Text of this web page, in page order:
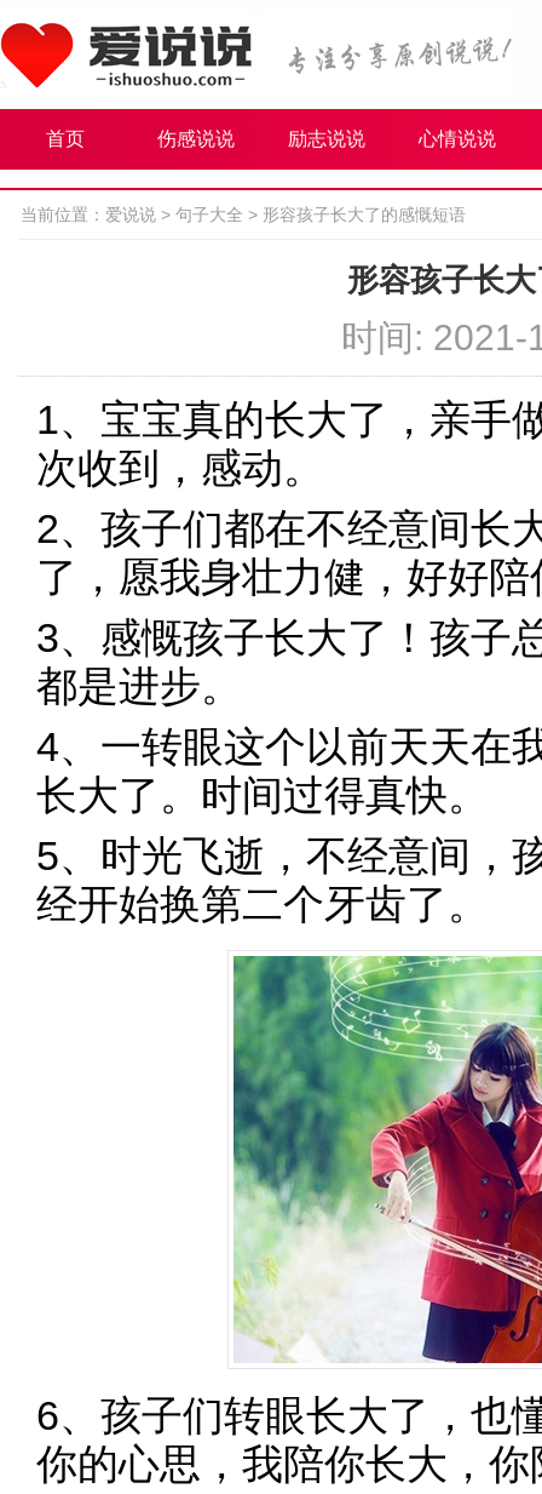
首页 伤感说说 励志说说 心情说说
当前位置： 爱说说 > 句子大全 > 形容孩子长大了的感慨短语
形容孩子长
时间: 2021-
1、宝宝真的长大了，亲手
次收到，感动。
2、孩子们都在不经意间长
了，愿我身壮力健，好好
3、感慨孩子长大了！孩子
都是进步。
4、一转眼这个以前天天在
长大了。时间过得真快。
5、时光飞逝，不经意间，
经开始换第二个牙齿了。
6、孩子们转眼长大了，也
你的心思，我陪你长大，